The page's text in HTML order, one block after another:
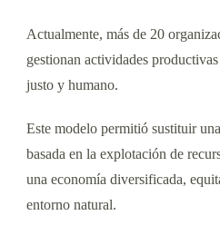
Actualmente, más de 20
gestionan actividades
justo y humano.
Este modelo permitió sustituir
basada en la explotación de
una economía diversificada,
entorno natural.